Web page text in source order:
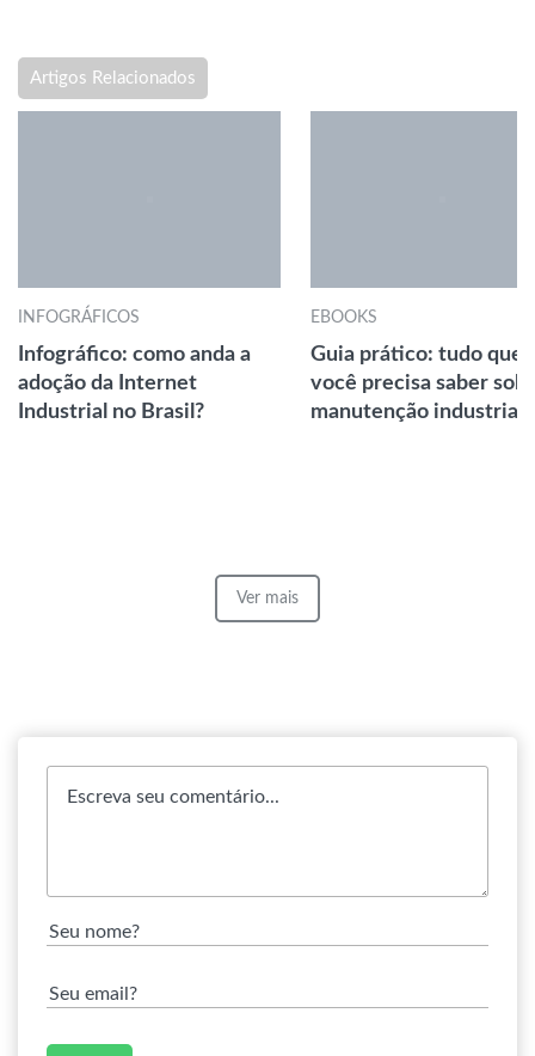
Artigos Relacionados
INFOGRÁFICOS
Infográfico: como anda a
adoção da Internet
Industrial no Brasil?
EBOOKS
Guia prático: tudo que
você precisa saber
manutenção industrial
Ver mais